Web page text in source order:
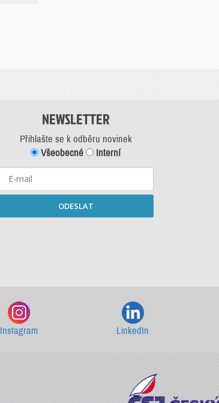
NEWSLETTER
Přihlašte se k odběru novinek
Všeobecné
Interní
ODESLAT
Instagram LinkedIn